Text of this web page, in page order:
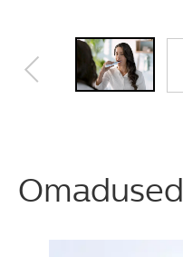
Omadused